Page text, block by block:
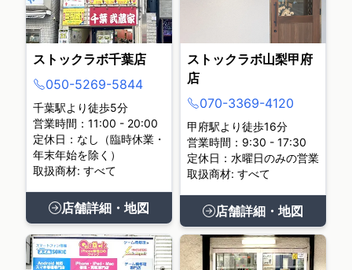
ストックラボ千葉店
050-5269-5844
千葉駅より徒歩5分
営業時間：11:00 - 20:00
定休日：なし（臨時休業・
年末年始を除く）
取扱商材: すべて
店舗詳細・地図
ストックラボ山梨甲府
店
070-3369-4120
甲府駅より徒歩16分
営業時間：9:30 - 17:30
定休日：水曜日のみの営業
取扱商材: すべて
店舗詳細・地図